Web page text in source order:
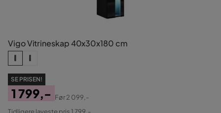
Vigo Vitrineskap 40x30x180 cm
SE PRISEN!
Pris
1 799,-
Original
Før2 099,-
Tidligere laveste pris 1 799,-